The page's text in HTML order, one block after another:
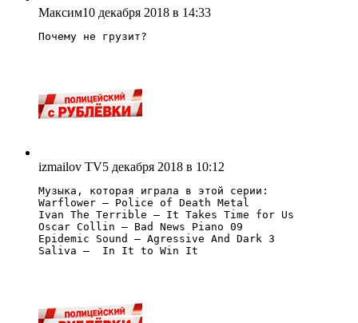
Максим10 декабря 2018 в 14:33
Почему не грузит?
izmailov TV5 декабря 2018 в 10:12
Музыка, которая играла в этой серии:
Warflower — Police of Death Metal
Ivan The Terrible — It Takes Time for Us
Oscar Collin — Bad News Piano 09
Epidemic Sound — Agressive And Dark 3
Saliva —  In It to Win It